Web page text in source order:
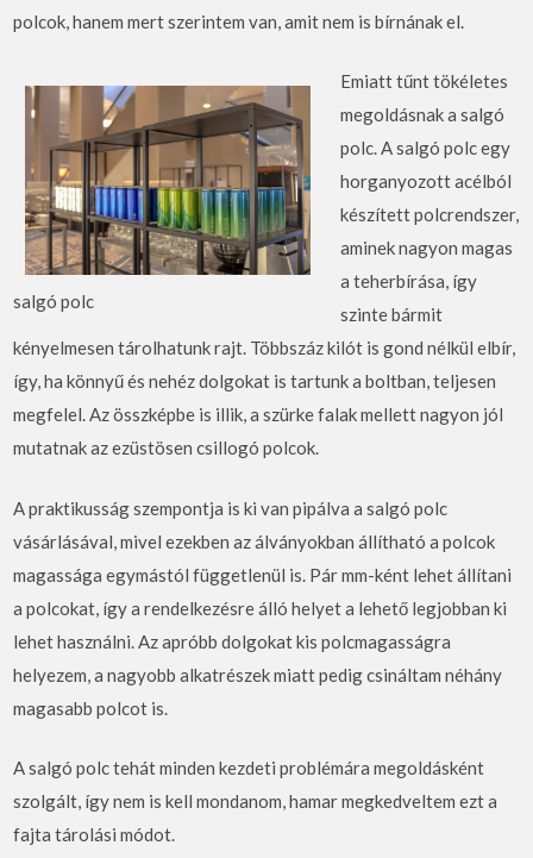
polcok, hanem mert szerintem van, amit nem is bírnának el.
salgó polc
Emiatt tűnt tökéletes
megoldásnak a salgó
polc. A salgó polc egy
horganyozott acélból
készített polcrendszer,
aminek nagyon magas
a teherbírása, így
szinte bármit
kényelmesen tárolhatunk rajt. Többszáz kilót is gond nélkül elbír,
így, ha könnyű és nehéz dolgokat is tartunk a boltban, teljesen
megfelel. Az összképbe is illik, a szürke falak mellett nagyon jól
mutatnak az ezüstösen csillogó polcok.
A praktikusság szempontja is ki van pipálva a salgó polc
vásárlásával, mivel ezekben az álványokban állítható a polcok
magassága egymástól függetlenül is. Pár mm-ként lehet állítani
a polcokat, így a rendelkezésre álló helyet a lehető legjobban ki
lehet használni. Az apróbb dolgokat kis polcmagasságra
helyezem, a nagyobb alkatrészek miatt pedig csináltam néhány
magasabb polcot is.
A salgó polc tehát minden kezdeti problémára megoldásként
szolgált, így nem is kell mondanom, hamar megkedveltem ezt a
fajta tárolási módot.